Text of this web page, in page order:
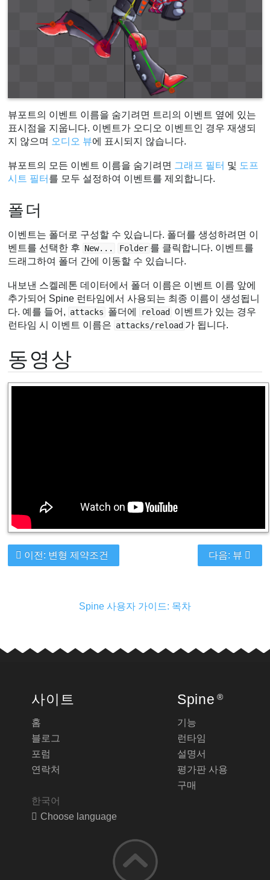
뷰포트의 이벤트 이름을 숨기려면 트리의 이벤트 옆에 있는
표시점을 지웁니다. 이벤트가 오디오 이벤트인 경우 재생되
지 않으며 오디오 뷰에 표시되지 않습니다.
뷰포트의 모든 이벤트 이름을 숨기려면 그래프 필터 및 도프
시트 필터 를 모두 설정하여 이벤트를 제외합니다.
폴더
이벤트는 폴더로 구성할 수 있습니다. 폴더를 생성하려면 이
벤트를 선택한 후 New... Folder 를 클릭합니다. 이벤트를
드래그하여 폴더 간에 이동할 수 있습니다.
내보낸 스켈레톤 데이터에서 폴더 이름은 이벤트 이름 앞에
추가되어 Spine 런타임에서 사용되는 최종 이름이 생성됩니
다. 예를 들어, attacks 폴더에 reload 이벤트가 있는 경우
런타임 시 이벤트 이름은 attacks/reload 가 됩니다.
동영상
다음: 뷰
이전: 변형 제약조건
Spine 사용자 가이드: 목차
사이트
홈
블로그
포럼
연락처
한국어
Choose language
Spine ®
기능
런타임
설명서
평가판 사용
구매